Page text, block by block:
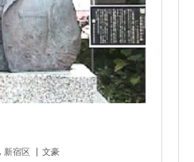
, 新宿区 文豪